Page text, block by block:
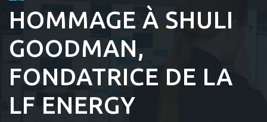
HOMMAGE À SHULI
GOODMAN,
FONDATRICE DE LA
LF ENERGY